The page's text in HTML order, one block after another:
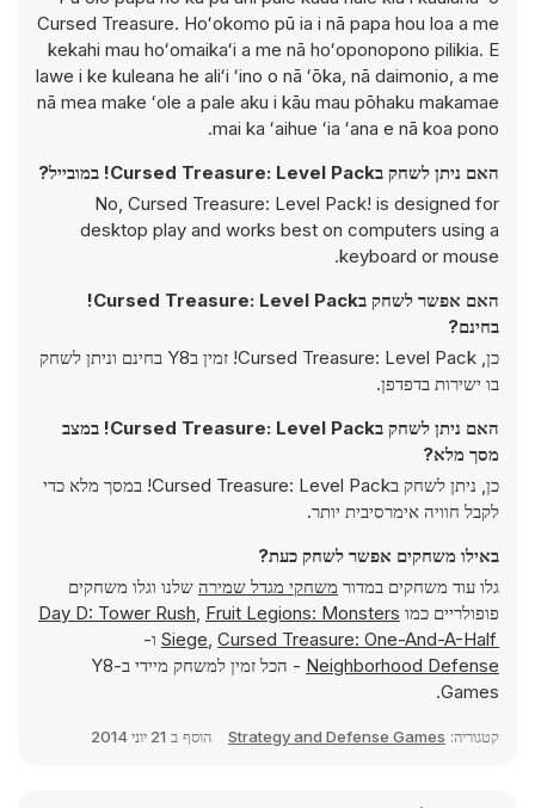
Cursed Treasure. Hoʻokomo pū ia i nā papa hou loa a me
kekahi mau hoʻomaikaʻi a me nā hoʻoponopono pilikia. E
lawe i ke kuleana he aliʻi ʻino o nā ʻōka, nā daimonio, a me
nā mea make ʻole a pale aku i kāu mau pōhaku makamae
mai ka ʻaihue ʻia ʻana e nā koa pono.
האם ניתן לשחק בCursed Treasure: Level Pack! במובייל?
No, Cursed Treasure: Level Pack! is designed for
desktop play and works best on computers using a
keyboard or mouse.
האם אפשר לשחק בCursed Treasure: Level Pack!
בחינם?
כן, Cursed Treasure: Level Pack! זמין בY8 בחינם וניתן לשחק
בו ישירות בדפדפן.
האם ניתן לשחק בCursed Treasure: Level Pack! במצב
מסך מלא?
כן, ניתן לשחק בCursed Treasure: Level Pack! במסך מלא כדי
לקבל חוויה אימרסיבית יותר.
באילו משחקים אפשר לשחק כעת?
גלו עוד משחקים במדור משחקי מגדל שמירה שלנו וגלו משחקים
פופולריים כמו
Day D: Tower Rush, Fruit Legions: Monsters
Siege, Cursed Treasure: One-And-A-Half
ו-
Neighborhood Defense
- הכל זמין למשחק מיידי ב-Y8
Games.
קטגוריה: Strategy and Defense Games הוסף ב 21 יוני 2014